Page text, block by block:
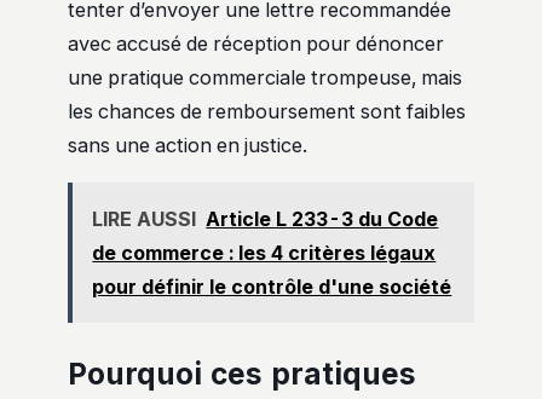
tenter d’envoyer une lettre recommandée
avec accusé de réception pour dénoncer
une pratique commerciale trompeuse, mais
les chances de remboursement sont faibles
sans une action en justice.
LIRE AUSSI Article L 233-3 du Code
de commerce : les 4 critères légaux
pour définir le contrôle d'une société
Pourquoi ces pratiques